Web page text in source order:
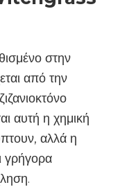
στην
από την
αυτή η χημική
αλλά η
γρήγορα